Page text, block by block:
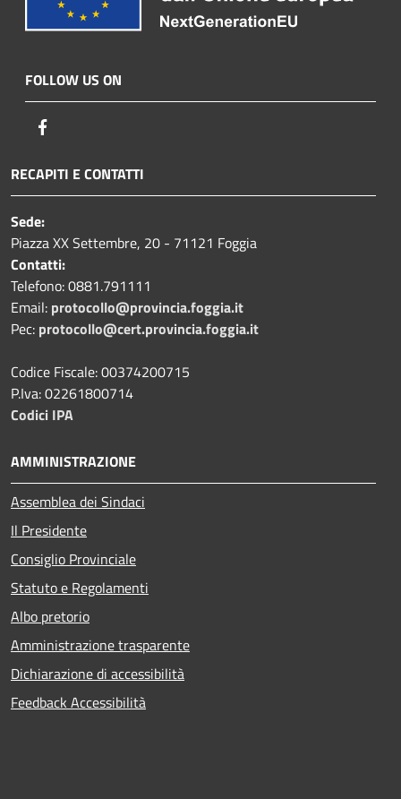
FOLLOW US ON
RECAPITI E CONTATTI
Sede:
Piazza XX Settembre, 20 - 71121 Foggia
Contatti:
Telefono: 0881.791111
Email: protocollo@provincia.foggia.it
Pec: protocollo@cert.provincia.foggia.it
Codice Fiscale: 00374200715
P.Iva: 02261800714
Codici IPA
AMMINISTRAZIONE
Assemblea dei Sindaci
Il Presidente
Consiglio Provinciale
Statuto e Regolamenti
Albo pretorio
Amministrazione trasparente
Dichiarazione di accessibilità
Feedback Accessibilità